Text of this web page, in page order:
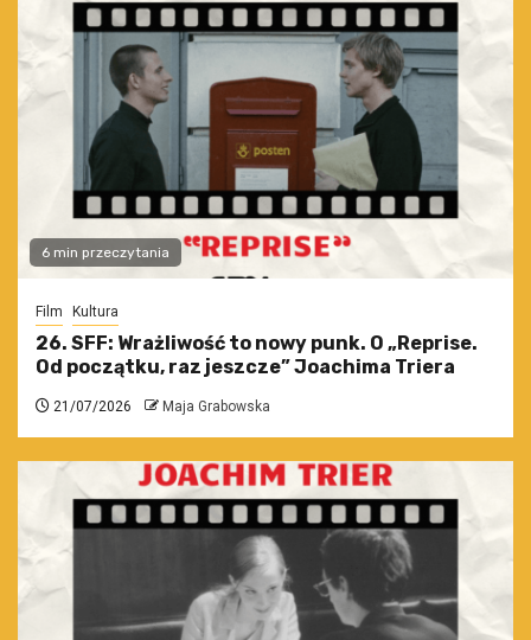
6 min przeczytania
Film Kultura
26. SFF: Wrażliwość to nowy punk. O „Reprise.
Od początku, raz jeszcze” Joachima Triera
21/07/2026 Maja Grabowska